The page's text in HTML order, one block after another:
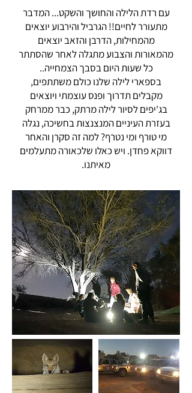
עם רדת הלילה והחושך והשקט... המדבר
מתעורר לחיים!! הגרביל והירבוע יוצאים
מהמחילות, הדרבן והזאב יוצאים
מהמאורות והצבוע מתגלה לאחר שהסתתר
כל שעות היום בסבך הצמחייה..
בספארי לילה שלנו כולם משתתפים,
מקבלים תדרוך ופנס עוצמתי ויוצאים
בג'יפים לסיור לילה מרתק, כבר ממרחק
בעזרת העיניים המנצנצות בחשיכה, נגלה
מי טורף ומי נטרף? למה זה סקרן והאחר
דווקא פחדן. ויש כאלו שלכאורה מתעלמים
מאיתנו.